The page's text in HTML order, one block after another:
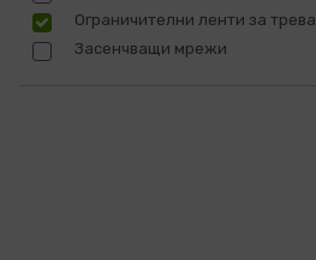
Ограничителни ленти за трева
Засенчващи мрежи